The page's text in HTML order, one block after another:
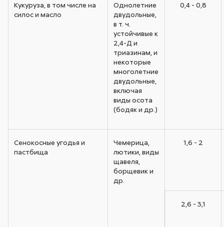
Кукуруза, в том числе на
силос и масло
Однолетние
двудольные,
в т. ч.
устойчивые к
2,4-Д и
триазинам, и
некоторые
многолетние
двудольные,
включая
виды осота
(бодяк и др.)
0,4 - 0,8
Сенокосные угодья и
пастбища
Чемерица,
лютики, виды
щавеля,
борщевик и
др.
1,6 - 2
2,6 - 3,1